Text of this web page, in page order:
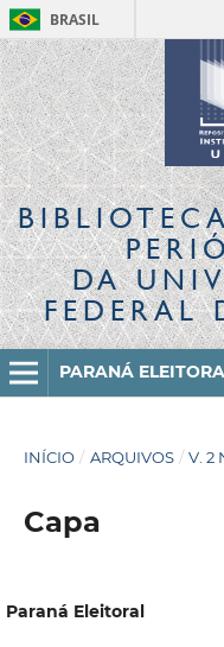
BRASIL
DA
FEDERAL
INÍCIO / ARQUIVOS / V. 2
Capa
Paraná Eleitoral